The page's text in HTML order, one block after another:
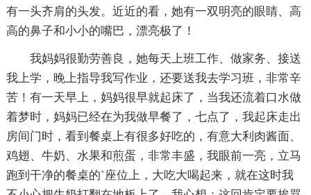
有一头齐肩的头发。近近的看，她有一双明亮的眼睛、高
高的鼻子和小小的嘴巴，漂亮极了！
我妈妈很勤劳善良，她每天上班工作、做家务、接送
我上学，晚上指导我写作业，还要送我去学习班，非常辛
苦！有一天早上，妈妈很早就起床了，当我还流着口水做
着梦时，妈妈已经在为我做早餐了，七点了，我起床走出
房间门时，看到餐桌上有很多好吃的，有意大利肉酱面、
鸡翅、牛奶、水果和煎蛋，非常丰盛，我眼前一亮，立马
跑到干净的餐桌的`座位上，大吃大喝起来，就在这时我